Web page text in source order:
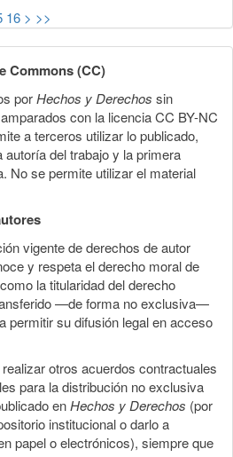
16 > >>
Commons (CC)
porHechos y Derechos sin
con la licencia CC BY-NC
a terceros utilizar lo publicado,
del trabajo y la primera
No se permite utilizar el material
vigente de derechos de autor
y respeta el derecho moral de
la titularidad del derecho
—de forma no exclusiva—
permitir su difusión legal en acceso
otros acuerdos contractuales
para la distribución no exclusiva
enHechos y Derechos (por
institucional o darlo a
papel o electrónicos), siempre que